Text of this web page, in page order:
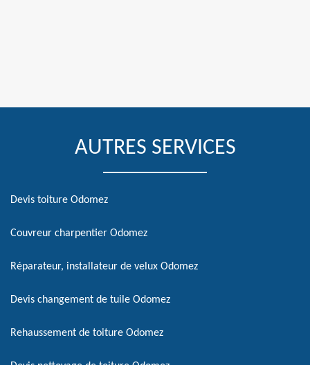
AUTRES SERVICES
Devis toiture Odomez
Couvreur charpentier Odomez
Réparateur, installateur de velux Odomez
Devis changement de tuile Odomez
Rehaussement de toiture Odomez